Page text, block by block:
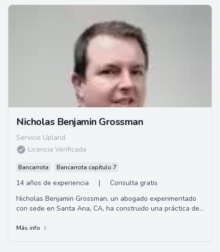
Nicholas Benjamin Grossman
Servicio Upland
Licencia Verificada
Bancarrota Bancarrota capítulo 7
14 años de experiencia |
Consulta gratis
Nicholas Benjamin Grossman, un abogado experimentado
con sede en Santa Ana, CA, ha construido una práctica de
Más info